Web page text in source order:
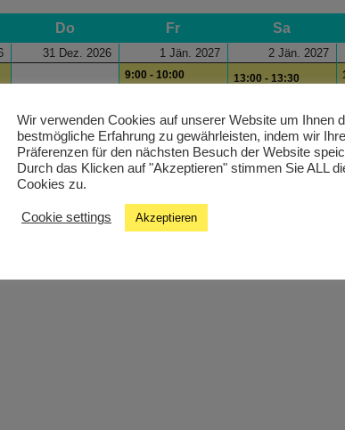
Do Fr Sa
31 Dez. 2026 1 Jän. 2027
9:00 - 10:00
13:00 - 13:30
Stimmlagen
16:00 - 17:00
19:00 - 20:00
Analog ist besser
2 Jän. 2027
13:00 - 13:30
14:00 - 14:30 Edis
Musikgeschichten
19:00 - 20:00
Wir verwenden Cookies auf unserer Website um Ihnen
bestmögliche Erfahrung zu gewährleisten, indem wir Ihre
Präferenzen für den nächsten Besuch der Website
Durch das Klicken auf "Akzeptieren" stimmen Sie ALL
Cookies zu.
Cookie settings Akzeptieren